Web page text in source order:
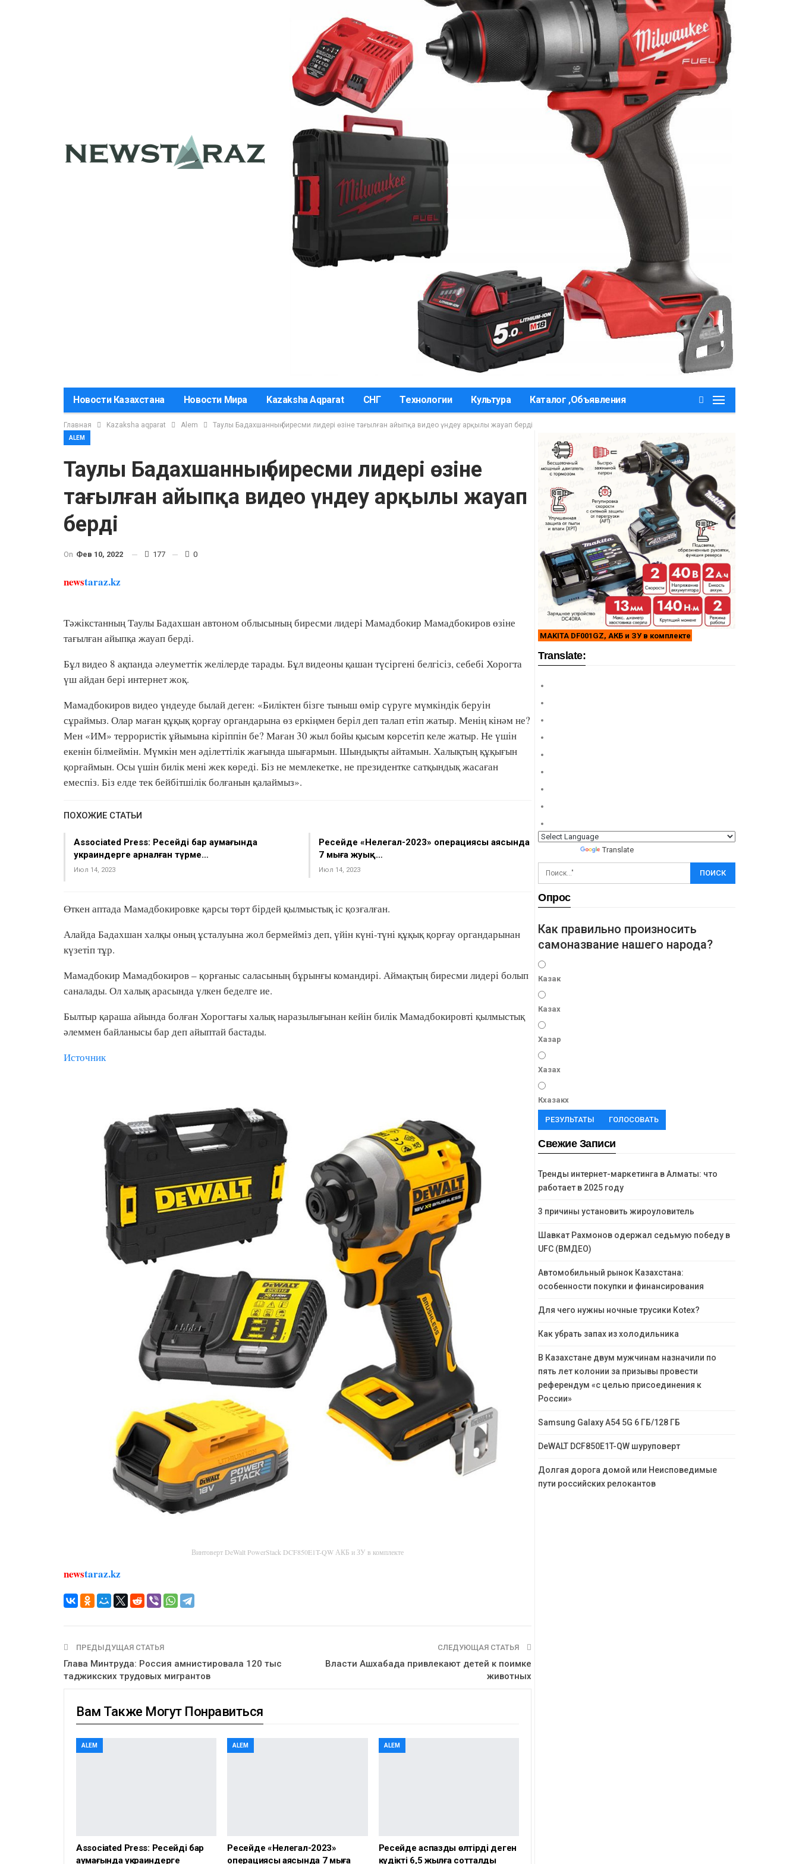
Новости Казахстана Новости Мира Kazaksha Aqparat СНГ Технологии Культура Каталог ,Объявления
Главная Kazaksha aqparat Alem Таулы Бадахшанның биресми лидері өзіне тағылған айыпқа видео үндеу арқылы жауап берді
ALEM
Таулы Бадахшанның биресми лидері өзіне
тағылған айыпқа видео үндеу арқылы жауап
берді
On Фев 10, 2022 177 0
newstaraz.kz
Тәжікстанның Таулы Бадахшан автоном облысының биресми лидері Мамадбокир Мамадбокиров өзіне
тағылған айыпқа жауап берді.
Бұл видео 8 ақпанда әлеуметтік желілерде тарады. Бұл видеоны қашан түсіргені белгісіз, себебі Хорогта
үш айдан бері интернет жоқ.
Мамадбокиров видео үндеуде былай деген: «Биліктен бізге тыныш өмір сүруге мүмкіндік беруін
сұраймыз. Олар маған құқық қорғау органдарына өз еркіңмен беріл деп талап етіп жатыр. Менің кінәм не?
Мен «ИМ» террористік ұйымына кіріппін бе? Маған 30 жыл бойы қысым көрсетіп келе жатыр. Не үшін
екенін білмеймін. Мүмкін мен әділеттілік жағында шығармын. Шындықты айтамын. Халықтың құқығын
қорғаймын. Осы үшін билік мені жек көреді. Біз не мемлекетке, не президентке сатқындық жасаған
емеспіз. Біз елде тек бейбітшілік болғанын қалаймыз».
ПОХОЖИЕ СТАТЬИ
Associated Press: Ресейдің бар аумағында
украиндерге арналған түрме…
Июл 14, 2023
Ресейде «Нелегал-2023» операциясы аясында
7 мыңға жуық…
Июл 14, 2023
Өткен аптада Мамадбокировке қарсы төрт бірдей қылмыстық іс қозғалған.
Алайда Бадахшан халқы оның ұсталуына жол бермейміз деп, үйін күні-түні құқық қорғау органдарынан
күзетіп тұр.
Мамадбокир Мамадбокиров – қорғаныс саласының бұрынғы командирі. Аймақтың биресми лидері болып
саналады. Ол халық арасында үлкен беделге ие.
Былтыр қараша айында болған Хорогтағы халық наразылығынан кейін билік Мамадбокировті қылмыстық
әлеммен байланысы бар деп айыптай бастады.
Источник
Винтоверт DeWalt PowerStack DCF850E1T-QW АКБ и ЗУ в комплекте
newstaraz.kz
ПРЕДЫДУЩАЯ СТАТЬЯ
Глава Минтруда: Россия амнистировала 120 тыс
таджикских трудовых мигрантов
СЛЕДУЮЩАЯ СТАТЬЯ
Власти Ашхабада привлекают детей к поимке
животных
Вам Также Могут Понравиться
ALEM
Associated Press: Ресейдің бар
аумағында украиндерге
ALEM
Ресейде «Нелегал-2023»
операциясы аясында 7 мыңға
ALEM
Ресейде аспазды өлтірді деген
күдікті 6,5 жылға сотталды
MAKITA DF001GZ, АКБ и ЗУ в комплекте
Translate:
Translate
Опрос
Как правильно произносить
самоназвание нашего народа?
Казак
Казах
Хазар
Хазах
Кхазакх
РЕЗУЛЬТАТЫ ГОЛОСОВАТЬ
Свежие Записи
Тренды интернет-маркетинга в Алматы: что
работает в 2025 году
3 причины установить жироуловитель
Шавкат Рахмонов одержал седьмую победу в
UFC (ВМДЕО)
Автомобильный рынок Казахстана:
особенности покупки и финансирования
Для чего нужны ночные трусики Kotex?
Как убрать запах из холодильника
В Казахстане двум мужчинам назначили по
пять лет колонии за призывы провести
референдум «с целью присоединения к
России»
Samsung Galaxy A54 5G 6 ГБ/128 ГБ
DeWALT DCF850E1T-QW шуруповерт
Долгая дорога домой или Неисповедимые
пути российских релокантов